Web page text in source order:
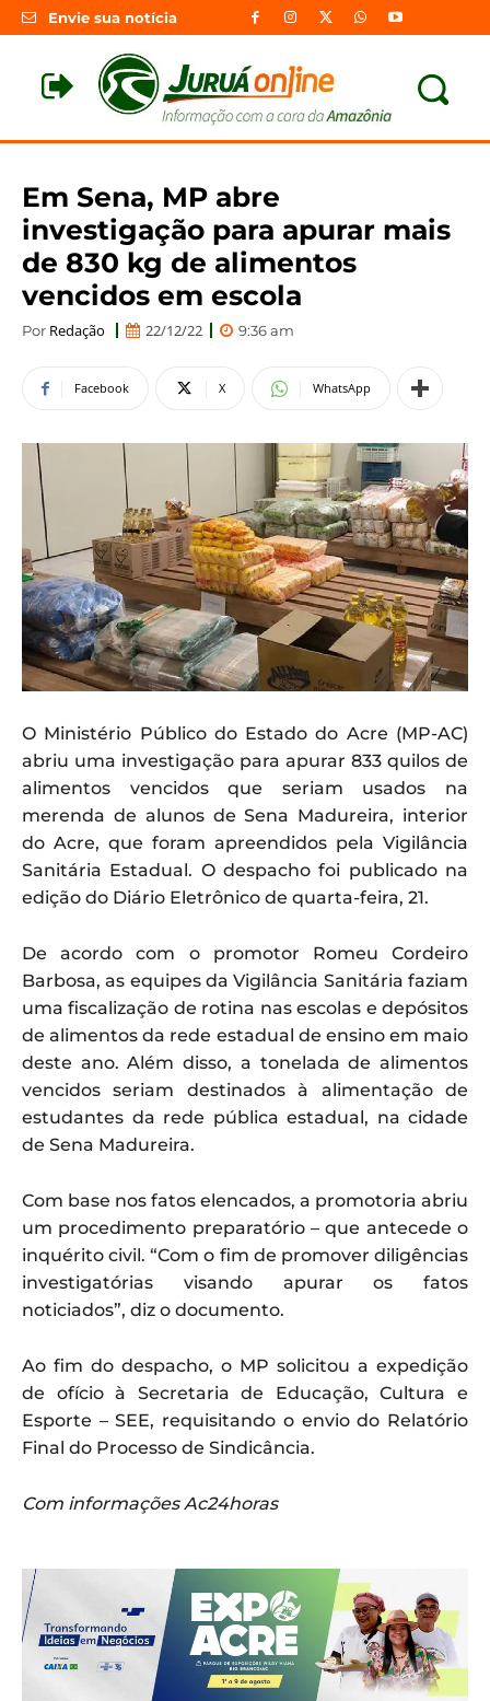
Envie sua notícia
Em Sena, MP abre
investigação para apurar mais
de 830 kg de alimentos
vencidos em escola
Por Redação 22/12/22 9:36 am
Facebook X WhatsApp
O Ministério Público do Estado do Acre (MP-AC)
abriu uma investigação para apurar 833 quilos de
alimentos vencidos que seriam usados na
merenda de alunos de Sena Madureira, interior
do Acre, que foram apreendidos pela Vigilância
Sanitária Estadual. O despacho foi publicado na
edição do Diário Eletrônico de quarta-feira, 21.
De acordo com o promotor Romeu Cordeiro
Barbosa, as equipes da Vigilância Sanitária faziam
uma fiscalização de rotina nas escolas e depósitos
de alimentos da rede estadual de ensino em maio
deste ano. Além disso, a tonelada de alimentos
vencidos seriam destinados à alimentação de
estudantes da rede pública estadual, na cidade
de Sena Madureira.
Com base nos fatos elencados, a promotoria abriu
um procedimento preparatório – que antecede o
inquérito civil. “Com o fim de promover diligências
investigatórias visando apurar os fatos
noticiados”, diz o documento.
Ao fim do despacho, o MP solicitou a expedição
de ofício à Secretaria de Educação, Cultura e
Esporte – SEE, requisitando o envio do Relatório
Final do Processo de Sindicância.
Com informações Ac24horas